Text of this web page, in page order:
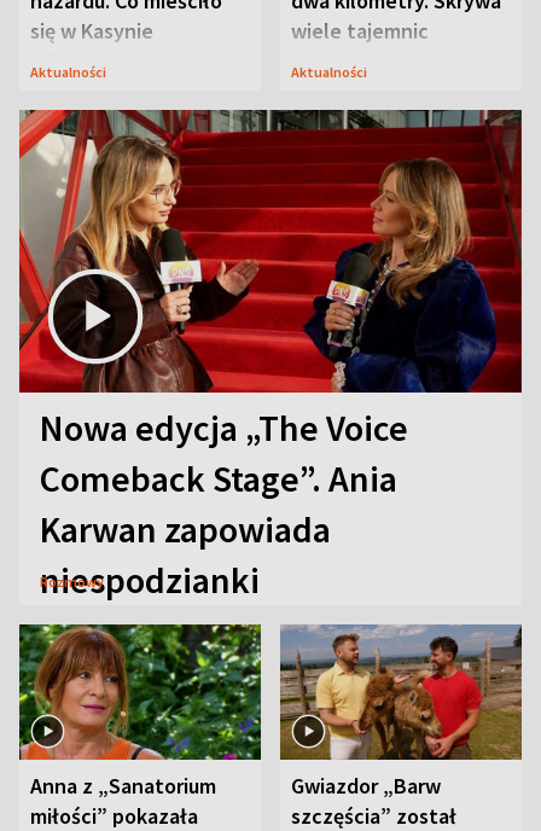
się w Kasynie
Oficerskim?
Aktualności
wiele tajemnic
Aktualności
Nowa edycja „The Voice
Comeback Stage”. Ania
Karwan zapowiada
niespodzianki
Rozmowy
Anna z „Sanatorium
miłości” pokazała
Gwiazdor „Barw
szczęścia” został